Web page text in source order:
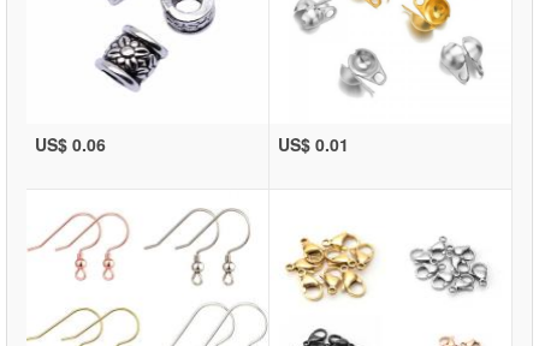
US$ 0.06 US$ 0.01